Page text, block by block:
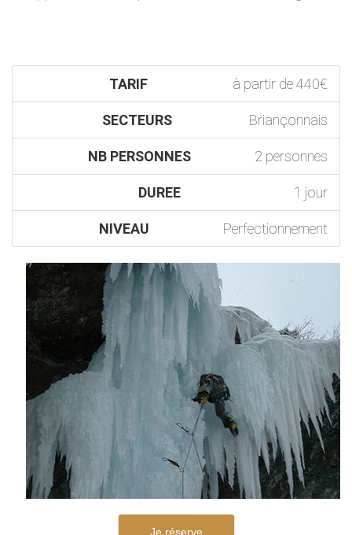
TARIF à partir de 440€
SECTEURS Briançonnais
NB PERSONNES 2 personnes
DUREE 1 jour
NIVEAU Perfectionnement
Je réserve